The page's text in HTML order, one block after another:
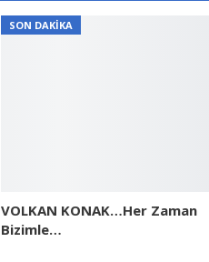
SON DAKİKA
VOLKAN KONAK…Her Zaman
Bizimle…